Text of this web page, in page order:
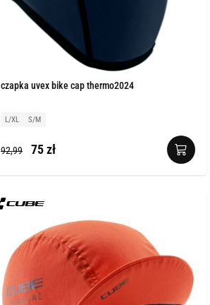
czapka uvex bike cap thermo2024
L/XL S/M
92,99 75 zł